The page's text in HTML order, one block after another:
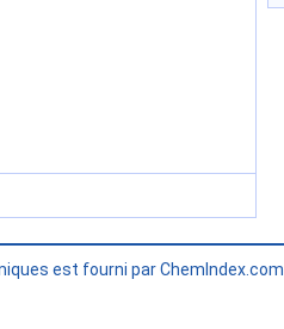
est fourni par